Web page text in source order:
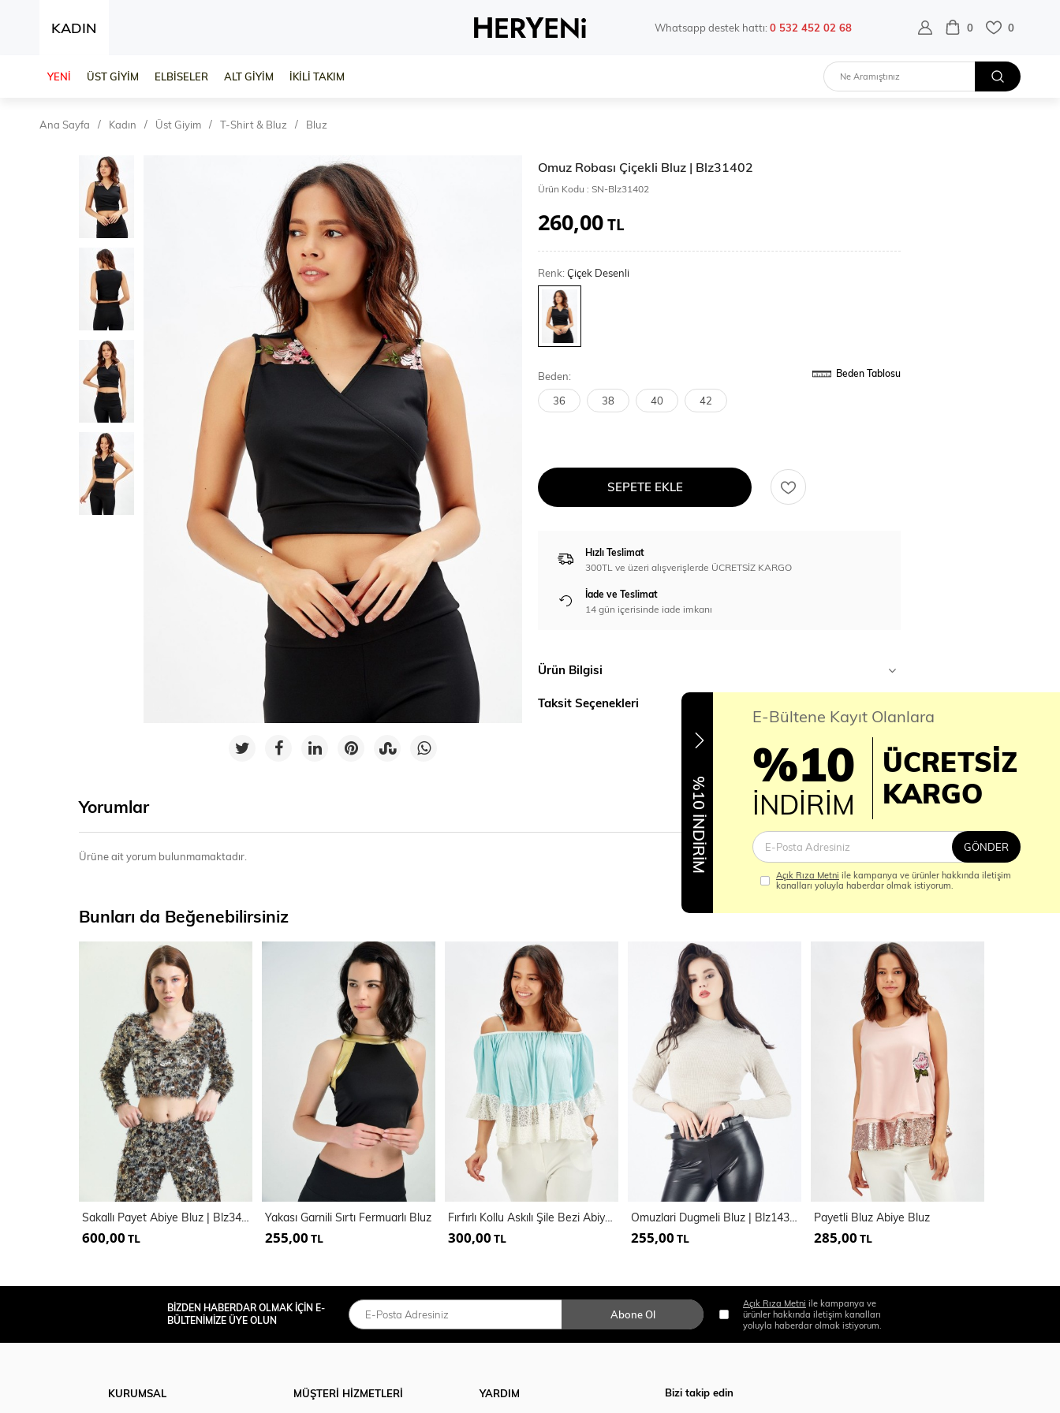
KADIN Whatsapp destek hattı:0 532 452 02 68 0 0
YENİ ÜST GİYİM ELBİSELER ALT GİYİM İKİLİ TAKIM
Ana Sayfa Kadın Üst Giyim T-Shirt & Bluz Bluz
Omuz Robası Çiçekli Bluz | Blz31402
Ürün Kodu : SN-Blz31402
260,00TL
Renk:Çiçek Desenli
Beden: Beden Tablosu
36 38 40 42
SEPETE EKLE
Hızlı Teslimat
300TL ve üzeri alışverişlerde ÜCRETSİZ KARGO
İade ve Teslimat
14 gün içerisinde iade imkanı
Ürün Bilgisi
Taksit Seçenekleri
Yorumlar
Ürüne ait yorum bulunmamaktadır.
Bunları da Beğenebilirsiniz
Sakallı Payet Abiye Bluz | Blz34598
600,00 TL
Yakası Garnili Sırtı Fermuarlı Bluz
255,00 TL
Fırfırlı Kollu Askılı Şile Bezi Abiye Bluz
300,00 TL
Omuzlari Dugmeli Bluz | Blz14397
255,00 TL
Payetli Bluz Abiye Bluz
285,00 TL
%10 İNDİRİM
E-Bültene Kayıt Olanlara
%10
İNDİRİM
ÜCRETSİZ
KARGO
GÖNDER
Açık Rıza Metni ile kampanya ve ürünler hakkında iletişim
kanalları yoluyla haberdar olmak istiyorum.
BİZDEN HABERDAR OLMAK İÇİN E-
BÜLTENİMİZE ÜYE OLUN
Abone Ol
Açık Rıza Metni ile kampanya ve
ürünler hakkında iletişim kanalları
yoluyla haberdar olmak istiyorum.
KURUMSAL
MÜŞTERİ HİZMETLERİ
YARDIM
Bizi takip edin